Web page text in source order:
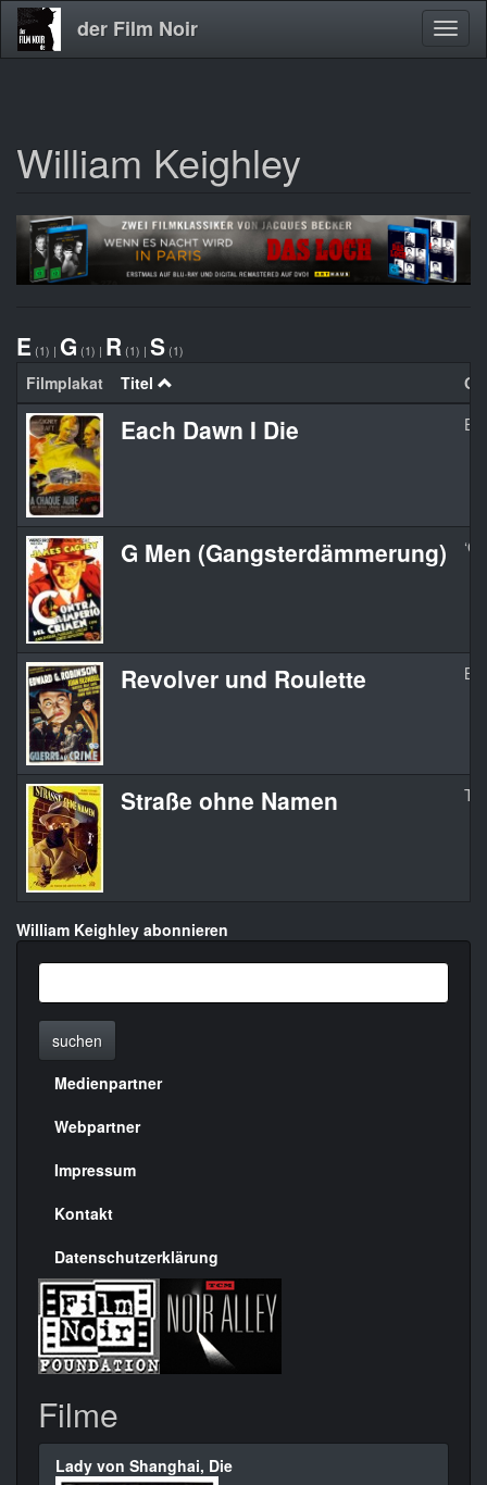
Direkt
zum
der Film Noir
William Keighley
E (1) | G (1) | R (1) | S (1)
Filmplakat Titel
Each Dawn I Die
G Men (Gangsterdämmerung)
Revolver und Roulette
Straße ohne Namen
William Keighley abonnieren
suchen
Menülinks
rechte
Seite
Medienpartner
Webpartner
Impressum
Kontakt
Datenschutzerklärung
Filme
Lady von Shanghai, Die